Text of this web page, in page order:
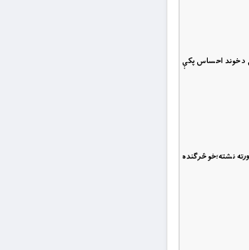
د خوند احساس پکې
نشته؛خو څرګنده